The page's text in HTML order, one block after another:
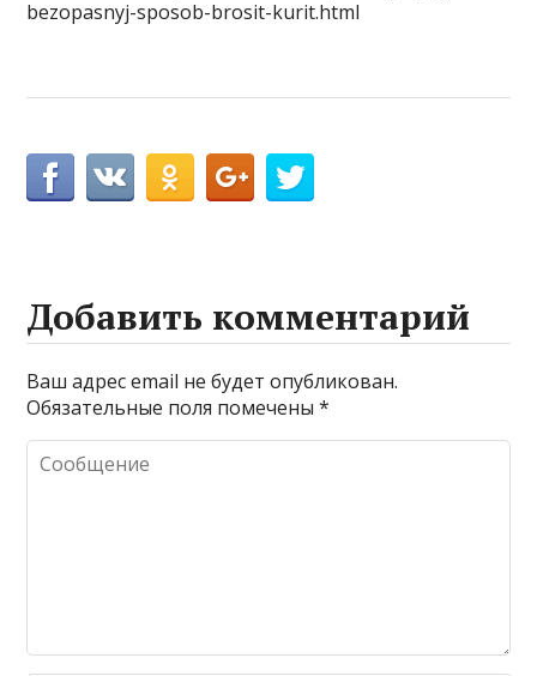
bezopasnyj-sposob-brosit-kurit.html
Добавить комментарий
Ваш адрес email не будет опубликован.
Обязательные поля помечены*